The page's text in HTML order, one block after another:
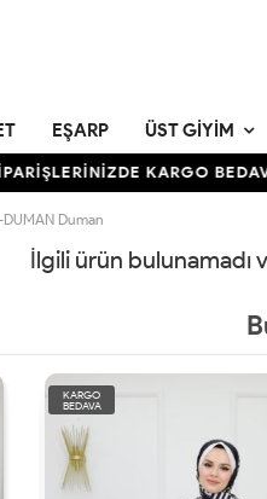
EŞARP ÜST GIYIM
KARGO
Duman
İlgili ürün bulunamadı
KARGO
BEDAVA